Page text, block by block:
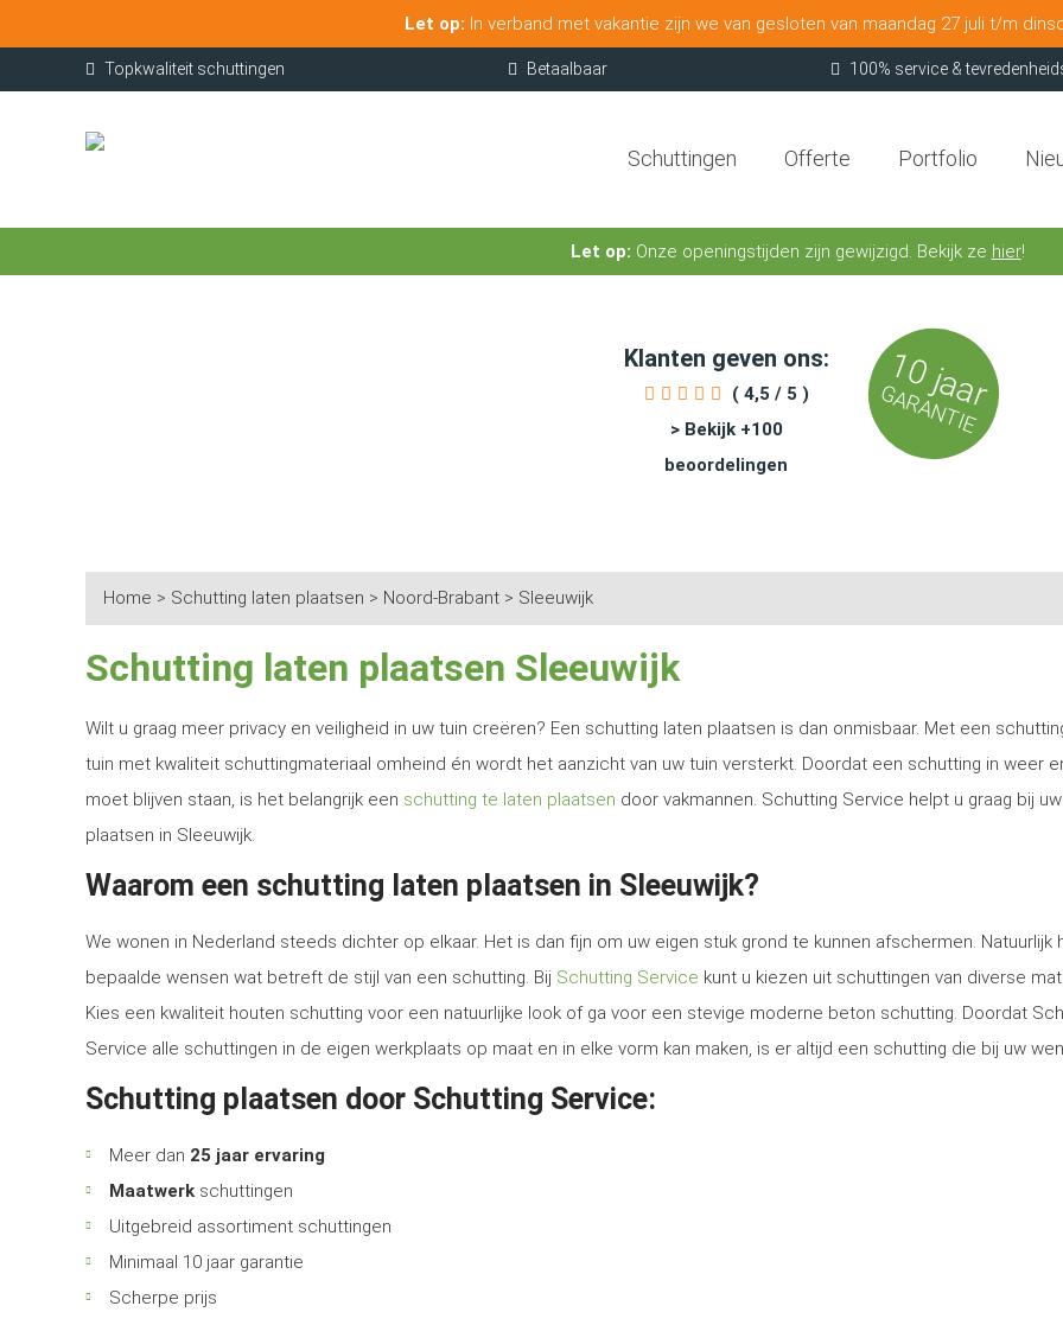
Let op: In verband met vakantie zijn we van gesloten van maandag 27 juli t/m
Topkwaliteit schuttingen Betaalbaar 100% service &
Schuttingen Offerte Portfolio
Let op: Onze openingstijden zijn gewijzigd. Bekijk ze hier!
Klanten geven ons:
( 4,5 / 5 )
> Bekijk +100
beoordelingen
10 jaar
GARANTIE
Home > Schutting laten plaatsen > Noord-Brabant > Sleeuwijk
Schutting laten plaatsen Sleeuwijk
Wilt u graag meer privacy en veiligheid in uw tuin creëren? Een schutting laten plaatsen is dan onmisbaar. Met een
tuin met kwaliteit schuttingmateriaal omheind én wordt het aanzicht van uw tuin versterkt. Doordat een schutting in weer
moet blijven staan, is het belangrijk een schutting te laten plaatsen door vakmannen. Schutting Service helpt u graag bij
plaatsen in Sleeuwijk.
Waarom een schutting laten plaatsen in Sleeuwijk?
We wonen in Nederland steeds dichter op elkaar. Het is dan fijn om uw eigen stuk grond te kunnen afschermen. Natuurlijk
bepaalde wensen wat betreft de stijl van een schutting. Bij Schutting Service kunt u kiezen uit schuttingen van diverse
Kies een kwaliteit houten schutting voor een natuurlijke look of ga voor een stevige moderne beton schutting. Doordat
Service alle schuttingen in de eigen werkplaats op maat en in elke vorm kan maken, is er altijd een schutting die bij uw
Schutting plaatsen door Schutting Service:
Meer dan 25 jaar ervaring
Maatwerk schuttingen
Uitgebreid assortiment schuttingen
Minimaal 10 jaar garantie
Scherpe prijs